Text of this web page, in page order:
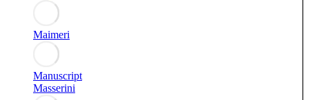
Maimeri
Manuscript
Masserini